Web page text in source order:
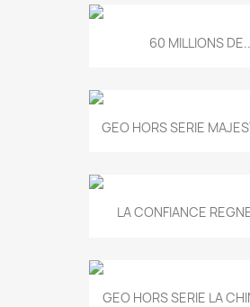
60 MILLIONS
GEO HORS SERIE
LA CONFIANCE
GEO HORS SERIE LA